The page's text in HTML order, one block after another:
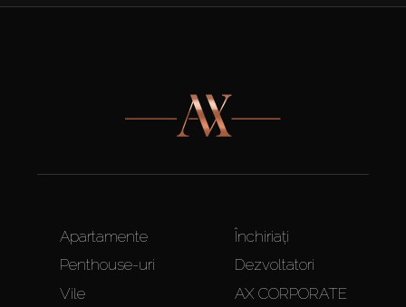
Apartamente
Penthouse-uri
Vile
Închiriați
Dezvoltatori
AX CORPORATE